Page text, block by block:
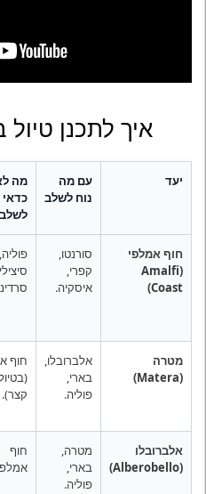
איך לתכנן
יעד
עם מה
נוח לשלב
מה
כדאי
לשלב
חוף אמלפי
(Amalfi
Coast)
סורנטו,
קפרי,
איסקיה.
פוליה,
מטרה
(Matera)
אלברובלו,
בארי,
פוליה.
חוף
קצר).
אלברובלו
(Alberobello)
מטרה,
בארי,
פוליה.
חוף